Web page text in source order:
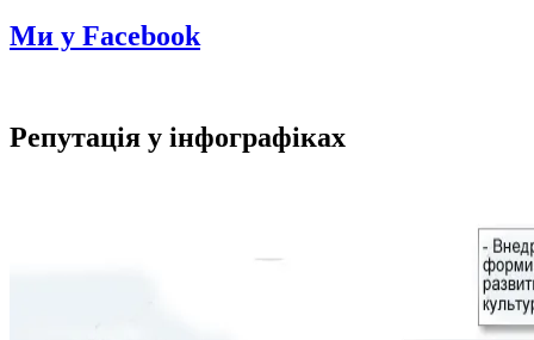
Ми у Facebook
Репутація у інфографіках